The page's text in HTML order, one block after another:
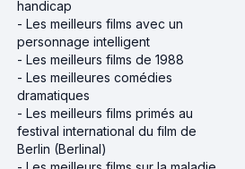
handicap
- Les meilleurs films avec un
personnage intelligent
- Les meilleurs films de 1988
- Les meilleures comédies
dramatiques
- Les meilleurs films primés au
festival international du film de
Berlin (Berlinal)